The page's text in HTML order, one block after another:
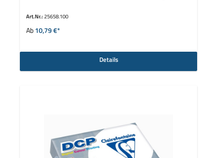
Art.Nr.:25658.100
Ab10,79 €*
Details